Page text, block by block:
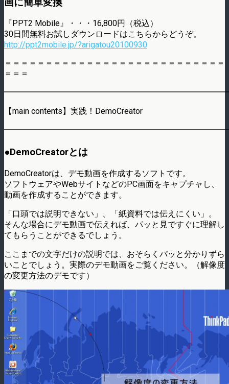
画に簡単変換
『PPT2 Mobile』・・・16,800円（税込）
30日間無料お試しダウンロードはこちらからどうぞ。
http://ppt2mobile.jp/?arigatou20100930
＝＝＝＝＝＝＝＝＝＝＝＝＝＝＝＝＝＝＝＝＝＝＝＝＝＝＝
＝＝＝
【main contents】実践！DemoCreator
●DemoCreatorとは
DemoCreatorは、デモ動画を作成するソフトです。
ソフトウェアやWebサイトなどのPC画面をキャプチャし、
動画を作成することができます。
「口頭では説明できない」、「紙資料では伝えにくい」。
そんな場合にデモ動画で伝えれば、パッと見ですぐに理解し
てもらうことができるでしょう。
ここまでの文字だけの説明では、おそらくパッと分かりずら
いことでしょう。実際のデモ動画をご覧ください。（解像度
の変更方法のデモです）